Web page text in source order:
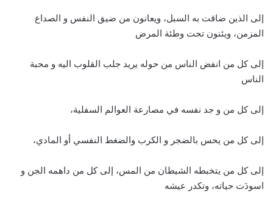
إلى الذين ضاقت به السبل، ويعانون من ضيق النفس و الصداع
المزمن، ويئنون تحت وطئة المرض
إلى كل من انفض الناس من حوله يريد جلب القلوب اليه و محبة
الناس
إلى كل من و جد نفسه في مصارعة العوالم السفلية،
إلى كل من يحس بالضجر و الكرب والضغط النفسي أو المادي،
إلى كل من يتخبطه الشيطان من المس، إلى كل من داهمه الجن و
اسودَت حياته، وتكدر عيشه